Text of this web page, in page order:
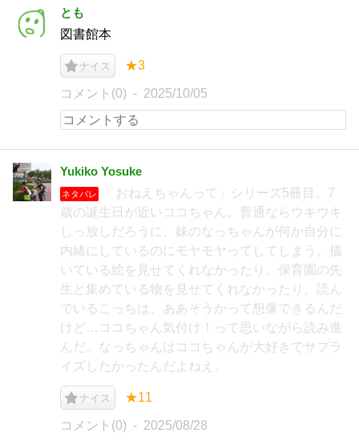
とも
図書館本
ナイス ★3
コメント(0) 2025/10/05
Yukiko Yosuke
ネタバレ
「おねえちゃんって」シリーズ5冊目。7
歳の誕生日が近いココちゃん。普通ならウキウキ
しっ放しだろうに、妹のなっちゃんが何か自分に
内緒にしているのにモヤモヤってしてしまう。描
いている絵を見せてくれなかったり、保育園の先
生と集めている物を見せてくれなかったり。読ん
でいるこっちは、ああそうかって想像できるんだ
けど…ココちゃん気付け！って思いながら読み進
んだ。なっちゃんはココちゃんが大好きでサプラ
イズしたかったんだよねえ。
ナイス ★11
コメント(0) 2025/08/28